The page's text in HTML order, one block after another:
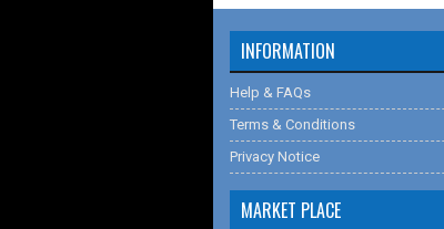
INFORMATION
Help & FAQs
Terms & Conditions
Privacy Notice
MARKET PLACE